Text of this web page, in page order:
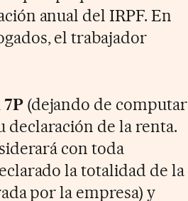
anual del IRPF. En
el trabajador
(dejando de computar
declaración de la renta.
con toda
la totalidad de la
por la empresa) y